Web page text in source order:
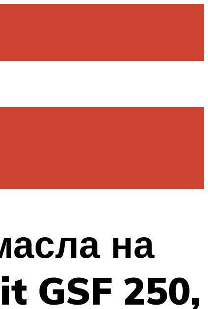
на
GSF 250,